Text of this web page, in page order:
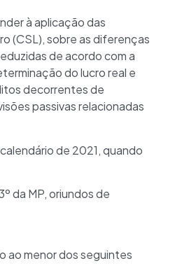
à aplicação das
(CSL), sobre as diferenças
de acordo com a
do lucro real e
decorrentes de
passivas relacionadas
de 2021, quando
da MP, oriundos de
ao menor dos seguintes